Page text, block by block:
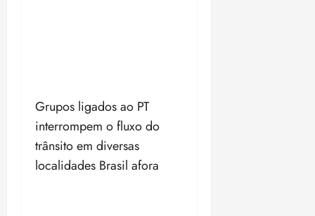
Grupos ligados ao PT
interrompem o fluxo do
trânsito em diversas
localidades Brasil afora